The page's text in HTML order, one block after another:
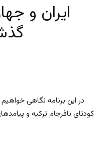
ایران و
در این برنامه نگاهی
کودتای نافرجام ترکیه و